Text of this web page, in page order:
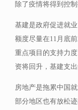
除了疫情将得到控
基建是政府促进就
额度尽量在11月底
重点项目的支持力
资将回升，基建支
房地产是拖累中国
部分地区也有放松